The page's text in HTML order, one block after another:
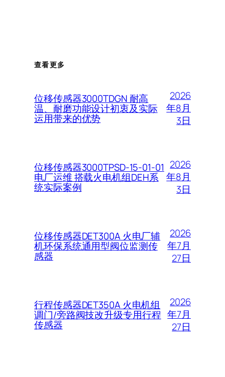
查看更多
位移传感器3000TDGN 耐高
温、耐磨功能设计初衷及实际
运用带来的优势
2026
年8月
3日
位移传感器3000TPSD-15-01-01
电厂运维 搭载火电机组DEH系
统实际案例
2026
年8月
3日
位移传感器DET300A 火电厂辅
机环保系统通用型阀位监测传
感器
2026
年7月
27日
行程传感器DET350A 火电机组
调门/旁路阀技改升级专用行程
传感器
2026
年7月
27日